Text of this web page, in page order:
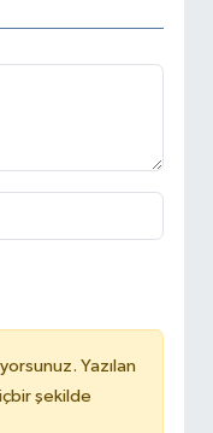
Yazılan
şekilde